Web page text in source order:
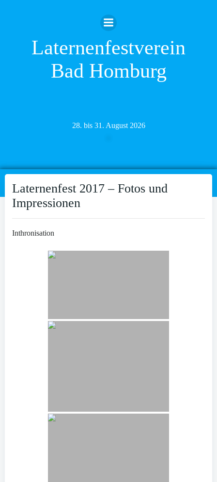
Inhalt
springen
Laternenfestverein
Bad Homburg
28. bis 31. August 2026
Laternenfest 2017 – Fotos und
Impressionen
Inthronisation